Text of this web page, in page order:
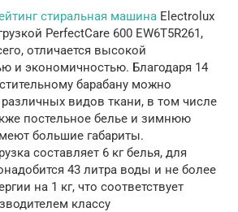
стиральная машина Electrolux
PerfectCare 600 EW6T5R261,
отличается высокой
и экономичностью. Благодаря 14
барабану можно
видов ткани, в том числе
постельное белье и зимнюю
большие габариты.
составляет 6 кг белья, для
43 литра воды и не более
на 1 кг, что соответствует
классу